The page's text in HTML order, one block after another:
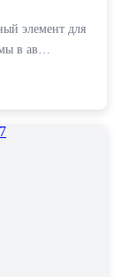
элемент для
в ав…